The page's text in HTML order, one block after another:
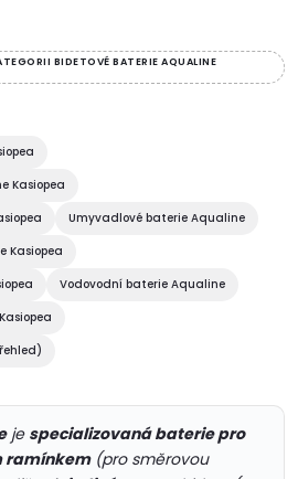
BIDETOVÉ BATERIE AQUALINE
Kasiopea
Umyvadlové baterie Aqualine
Kasiopea
Vodovodní baterie Aqualine
je specializovaná baterie pro
ramínkem(pro směrovou